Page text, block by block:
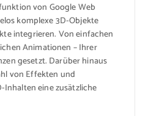
von Google Web
komplexe 3D-Objekte
integrieren. Von einfachen
Animationen – Ihrer
gesetzt. Darüber hinaus
von Effekten und
Inhalten eine zusätzliche